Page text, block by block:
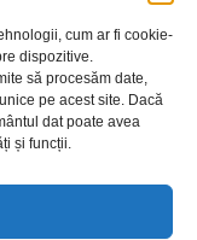
cum ar fi cookie-
dispozitive.
să procesăm date,
pe acest site. Dacă
dat poate avea
și funcții.